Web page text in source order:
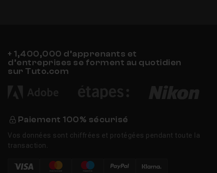
+ 1,400,000 d’apprenants et
d’entreprises se forment au quotidien
sur Tuto.com
Paiement 100% sécurisé
Vos données sont chiffrées et protégées pendant toute la
transaction.